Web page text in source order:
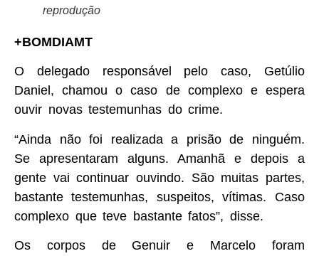
reprodução
+BOMDIAMT
O delegado responsável pelo caso, Getúlio
Daniel, chamou o caso de complexo e espera
ouvir novas testemunhas do crime.
“Ainda não foi realizada a prisão de ninguém.
Se apresentaram alguns. Amanhã e depois a
gente vai continuar ouvindo. São muitas partes,
bastante testemunhas, suspeitos, vítimas. Caso
complexo que teve bastante fatos”, disse.
Os corpos de Genuir e Marcelo foram